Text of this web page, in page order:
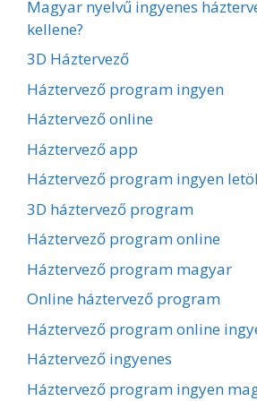
Magyar nyelvű ingyenes
kellene?
3D Háztervező
Háztervező program ingyen
Háztervező online
Háztervező app
Háztervező program ingyen
3D háztervező program
Háztervező program online
Háztervező program magyar
Online háztervező program
Háztervező program online
Háztervező ingyenes
Háztervező program ingyen